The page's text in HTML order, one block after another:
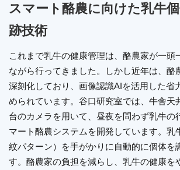
スマート酪農に向けた乳牛
跡技術
これまで乳牛の健康管理は、酪農家が一頭
ながら行ってきました。しかし近年は、酪
深刻化しており、画像認識AIを活用した省
められています。谷口研究室では、牛舎天
台のカメラを用いて、昼夜を問わず乳牛の
マート酪農システムを開発しています。乳
紋パターン）を手がかりに自動的に個体を
す。酪農家の負担を減らし、乳牛の健康を